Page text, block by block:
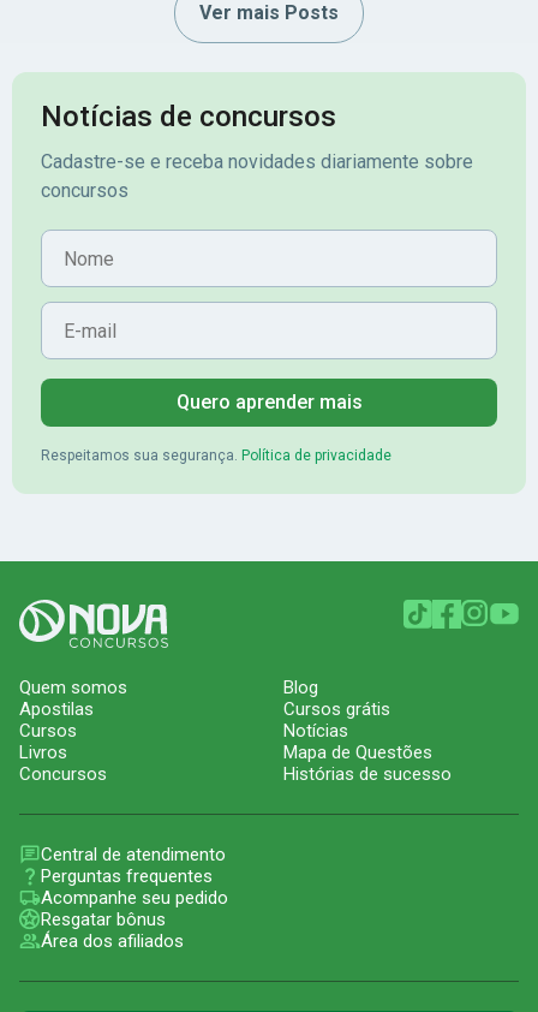
Ver mais Posts
Notícias de concursos
Cadastre-se e receba novidades diariamente sobre
concursos
Nome
E-mail
Quero aprender mais
Respeitamos sua segurança. Política de privacidade
Quem somos
Apostilas
Cursos
Livros
Concursos
Blog
Cursos grátis
Notícias
Mapa de Questões
Histórias de sucesso
Central de atendimento
Perguntas frequentes
Acompanhe seu pedido
Resgatar bônus
Área dos afiliados